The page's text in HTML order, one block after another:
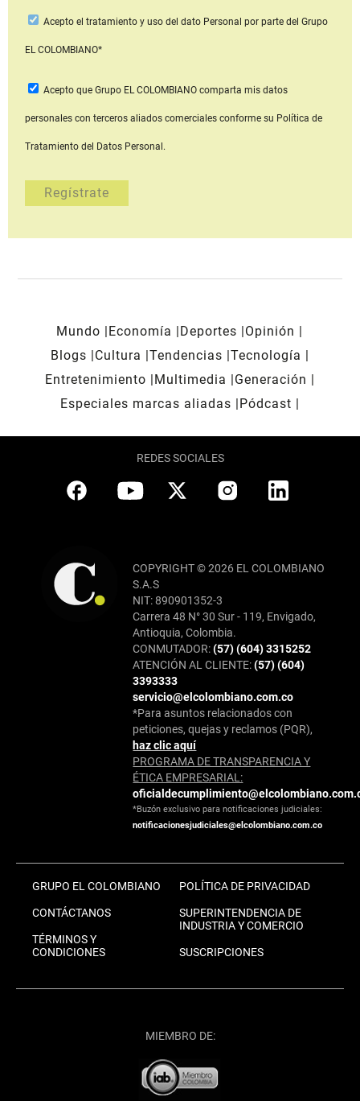
Acepto el tratamiento y uso del dato Personal por parte del Grupo
EL COLOMBIANO*
Acepto que Grupo EL COLOMBIANOcomparta mis datos
personales con terceros aliados comerciales conforme su Política de
Tratamiento del Datos Personal.
Mundo Economía Deportes
Opinión
Blogs
Cultura Tendencias Tecnología
Entretenimiento
Multimedia
Generación
Especiales marcas aliadas
Pódcast
REDES SOCIALES
COPYRIGHT © 2026 EL COLOMBIANO
S.A.S
NIT: 890901352-3
Carrera 48 N° 30 Sur - 119, Envigado,
Antioquia, Colombia.
CONMUTADOR:(57) (604) 3315252
ATENCIÓN AL CLIENTE:(57) (604)
3393333
servicio@elcolombiano.com.co
*Para asuntos relacionados con
peticiones, quejas y reclamos (PQR),
haz clic aquí
PROGRAMA DE TRANSPARENCIA Y
ÉTICA EMPRESARIAL:
*Buzón exclusivo para notificaciones judiciales:
notificacionesjudiciales@elcolombiano.com.co
GRUPO EL COLOMBIANO
CONTÁCTANOS
TÉRMINOS Y
CONDICIONES
POLÍTICA DE PRIVACIDAD
SUPERINTENDENCIA DE
INDUSTRIA Y COMERCIO
SUSCRIPCIONES
MIEMBRO DE: